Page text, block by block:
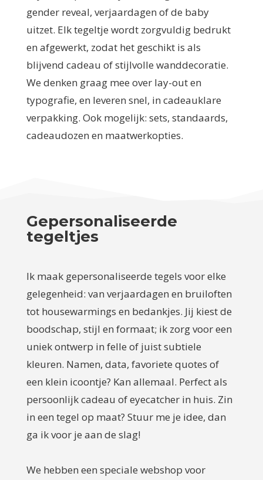
gender reveal, verjaardagen of de baby
uitzet. Elk tegeltje wordt zorgvuldig bedrukt
en afgewerkt, zodat het geschikt is als
blijvend cadeau of stijlvolle wanddecoratie.
We denken graag mee over lay-out en
typografie, en leveren snel, in cadeauklare
verpakking. Ook mogelijk: sets, standaards,
cadeaudozen en maatwerkopties.
Gepersonaliseerde
tegeltjes
Ik maak gepersonaliseerde tegels voor elke
gelegenheid: van verjaardagen en bruiloften
tot housewarmings en bedankjes. Jij kiest de
boodschap, stijl en formaat; ik zorg voor een
uniek ontwerp in felle of juist subtiele
kleuren. Namen, data, favoriete quotes of
een klein icoontje? Kan allemaal. Perfect als
persoonlijk cadeau of eyecatcher in huis. Zin
in een tegel op maat? Stuur me je idee, dan
ga ik voor je aan de slag!
We hebben een speciale webshop voor